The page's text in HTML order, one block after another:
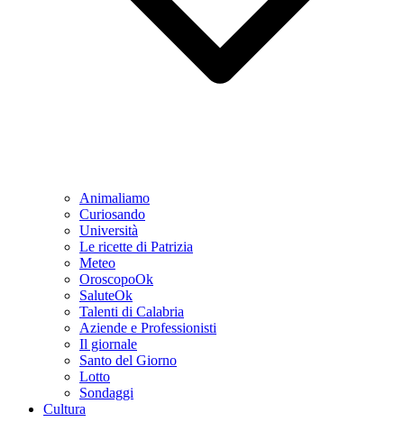
Animaliamo
Curiosando
Università
Le ricette di Patrizia
Meteo
OroscopoOk
SaluteOk
Talenti di Calabria
Aziende e Professionisti
Il giornale
Santo del Giorno
Lotto
Sondaggi
Cultura